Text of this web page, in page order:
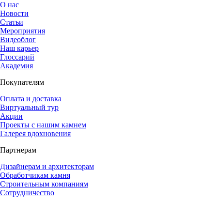
О нас
Новости
Статьи
Мероприятия
Видеоблог
Наш карьер
Глоссарий
Академия
Покупателям
Оплата и доставка
Виртуальный тур
Акции
Проекты с нашим камнем
Галерея вдохновения
Партнерам
Дизайнерам и архитекторам
Обработчикам камня
Строительным компаниям
Сотрудничество